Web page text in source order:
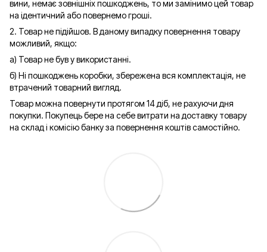
вини, немає зовнішніх пошкоджень, то ми замінимо цей товар
на ідентичний або повернемо гроші.
2. Товар не підійшов. В даному випадку повернення товару
можливий, якщо:
а) Товар не був у використанні.
б) Ні пошкоджень коробки, збережена вся комплектація, не
втрачений товарний вигляд.
Товар можна повернути протягом 14 діб, не рахуючи дня
покупки. Покупець бере на себе витрати на доставку товару
на склад і комісію банку за повернення коштів самостійно.